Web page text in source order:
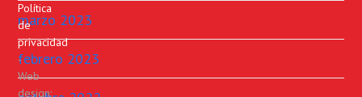
marzo 2023
febrero 2023
Política
de
privacidad
-
Web
design: